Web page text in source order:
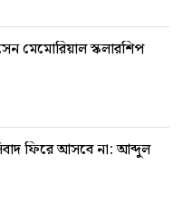
মেমোরিয়াল স্কলারশিপ
ফিরে আসবে না: আব্দুল